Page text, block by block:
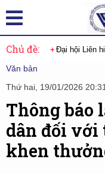
Chủ đề: Đại hội Liên
Văn bản
Thứ hai, 19/01/2026
Thông báo
dân đối với
khen